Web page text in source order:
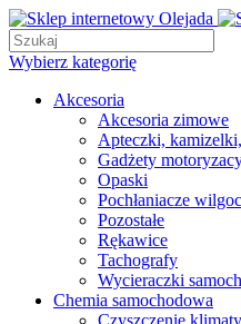
Wybierz kategorię
Akcesoria
Akcesoria zimowe
Apteczki,
Gadżety
Opaski
Pochłaniacze
Pozostałe
Rękawice
Tachografy
Wycieraczki
Chemia samochodowa
Czyszczenie